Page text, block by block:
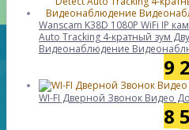
Wanscam K38D 1080P WiFi IP
Auto Tracking 4-кратный зум
Видеонаблюдение
9
WI-FI Дверной Звонок Видео
8